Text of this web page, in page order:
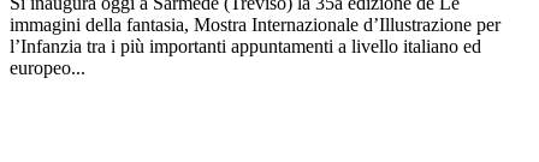
immagini della fantasia, Mostra Internazionale d’Illustrazione per
l’Infanzia tra i più importanti appuntamenti a livello italiano ed
europeo...